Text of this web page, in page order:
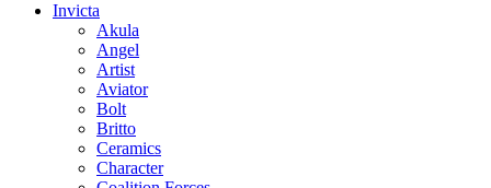
Invicta
Akula
Angel
Artist
Aviator
Bolt
Britto
Ceramics
Character